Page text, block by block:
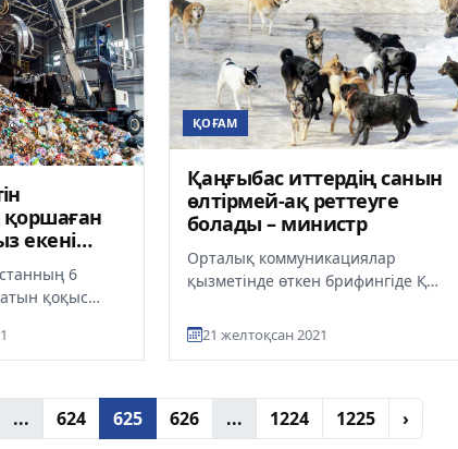
екені
6
қоқыс
әзірлене
ҚОҒАМ
Қаңғыбас иттердің санын
өлтірмей-ақ реттеуге
болады – министр
Орталық коммуникациялар
қызметінде өткен брифингіде ҚР
ресурстар министрі Серікқали...
21 желтоқсан 2021
... 624 625 626 ... 1224 1225 ›